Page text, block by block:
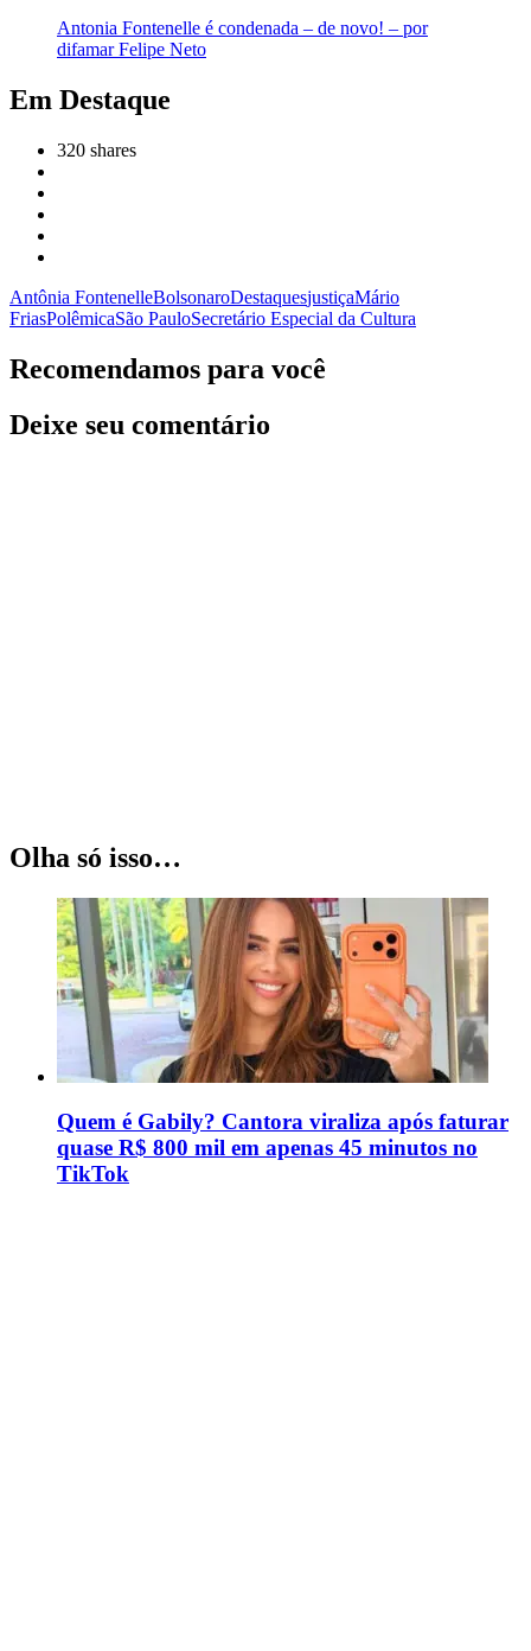
Antonia Fontenelle é condenada – de novo! – por
difamar Felipe Neto
Em Destaque
320 shares
Antônia FontenelleBolsonaroDestaquesjustiçaMário
FriasPolêmicaSão PauloSecretário Especial da Cultura
Recomendamos para você
Deixe seu comentário
Olha só isso…
Quem é Gabily? Cantora viraliza após faturar
quase R$ 800 mil em apenas 45 minutos no
TikTok